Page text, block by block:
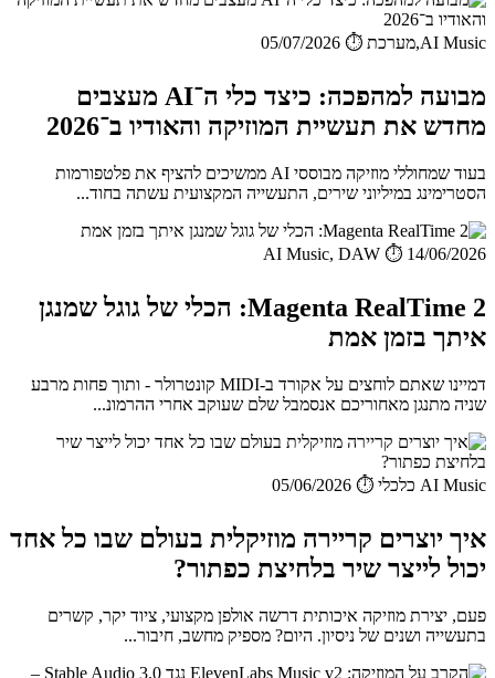
AI Music,מערכת ⏱️ 05/07/2026
מבועה למהפכה: כיצד כלי ה־AI מעצבים
מחדש את תעשיית המוזיקה והאודיו ב־2026
בעוד שמחוללי מוזיקה מבוססי AI ממשיכים להציף את פלטפורמות
הסטרימינג במיליוני שירים, התעשייה המקצועית עשתה בחוד...
AI Music, DAW ⏱️ 14/06/2026
Magenta RealTime 2: הכלי של גוגל שמנגן
איתך בזמן אמת
דמיינו שאתם לוחצים על אקורד ב-MIDI קונטרולר - ותוך פחות מרבע
שניה מתנגן מאחוריכם אנסמבל שלם שעוקב אחרי ההרמונ...
AI Music כלכלי ⏱️ 05/06/2026
איך יוצרים קריירה מוזיקלית בעולם שבו כל אחד
יכול לייצר שיר בלחיצת כפתור?
פעם, יצירת מוזיקה איכותית דרשה אולפן מקצועי, ציוד יקר, קשרים
בתעשייה ושנים של ניסיון. היום? מספיק מחשב, חיבור...